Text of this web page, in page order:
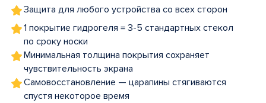
Защита для любого устройства со всех сторон
1 покрытие гидрогеля = 3-5 стандартных стекол
по сроку носки
Минимальная толщина покрытия сохраняет
чувствительность экрана
Самовосстановление — царапины стягиваются
спустя некоторое время